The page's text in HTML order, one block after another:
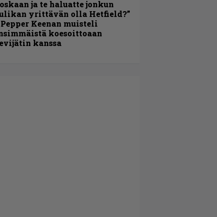
ja te haluatte jonkun
yrittävän olla Hetfield?”
Keenan muisteli
koesoittoaan
kanssa